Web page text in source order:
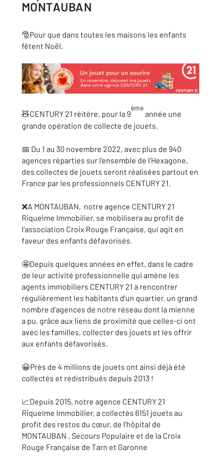
MONTAUBAN
🎅Pour que dans toutes les maisons les enfants
fêtent Noël,
🧸CENTURY 21 réitère, pour la 9
ème
année une
grande opération de collecte de jouets.
📅 Du 1 au 30 novembre 2022, avec plus de 940
agences réparties sur l’ensemble de l’Hexagone,
des collectes de jouets seront réalisées partout en
France par les professionnels CENTURY 21.
❌A MONTAUBAN, notre agence CENTURY 21
Riquelme Immobilier, se mobilisera au profit de
l’association Croix Rouge Française, qui agit en
faveur des enfants défavorisés.
🤩Depuis quelques années en effet, dans le cadre
de leur activité professionnelle qui amène les
agents immobiliers CENTURY 21 à rencontrer
régulièrement les habitants d’un quartier, un grand
nombre d’agences de notre réseau dont la mienne
a pu, grâce aux liens de proximité que celles-ci ont
avec les familles, collecter des jouets et les offrir
aux enfants défavorisés.
😀Près de 4 millions de jouets ont ainsi déjà été
collectés et redistribués depuis 2013 !
📈Depuis 2015, notre agence CENTURY 21
Riquelme Immobilier, a collectés 6151 jouets au
profit des restos du cœur, de l’hôpital de
MONTAUBAN , Secours Populaire et de la Croix
Rouge Française de Tarn et Garonne